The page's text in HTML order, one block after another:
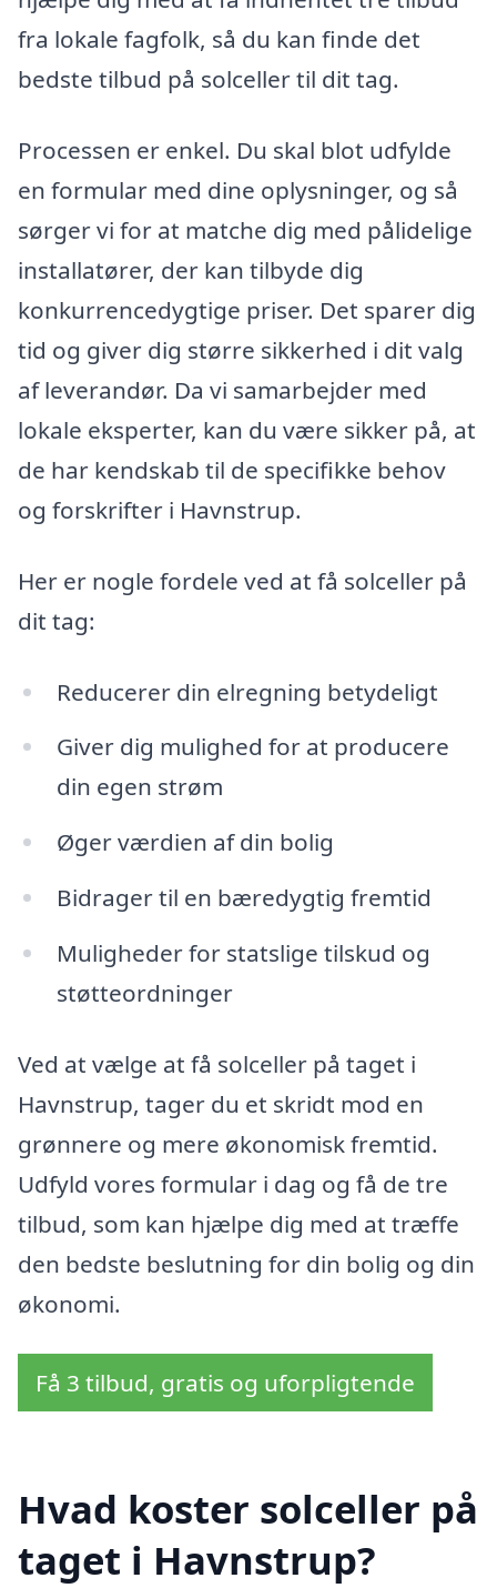
fra lokale fagfolk, så du kan finde det
bedste tilbud på solceller til dit tag.
Processen er enkel. Du skal blot udfylde
en formular med dine oplysninger, og så
sørger vi for at matche dig med pålidelige
installatører, der kan tilbyde dig
konkurrencedygtige priser. Det sparer dig
tid og giver dig større sikkerhed i dit valg
af leverandør. Da vi samarbejder med
lokale eksperter, kan du være sikker på, at
de har kendskab til de specifikke behov
og forskrifter i Havnstrup.
Her er nogle fordele ved at få solceller på
dit tag:
Reducerer din elregning betydeligt
Giver dig mulighed for at producere
din egen strøm
Øger værdien af din bolig
Bidrager til en bæredygtig fremtid
Muligheder for statslige tilskud og
støtteordninger
Ved at vælge at få solceller på taget i
Havnstrup, tager du et skridt mod en
grønnere og mere økonomisk fremtid.
Udfyld vores formular i dag og få de tre
tilbud, som kan hjælpe dig med at træffe
den bedste beslutning for din bolig og din
økonomi.
Få 3 tilbud, gratis og uforpligtende
Hvad koster solceller på
taget i Havnstrup?